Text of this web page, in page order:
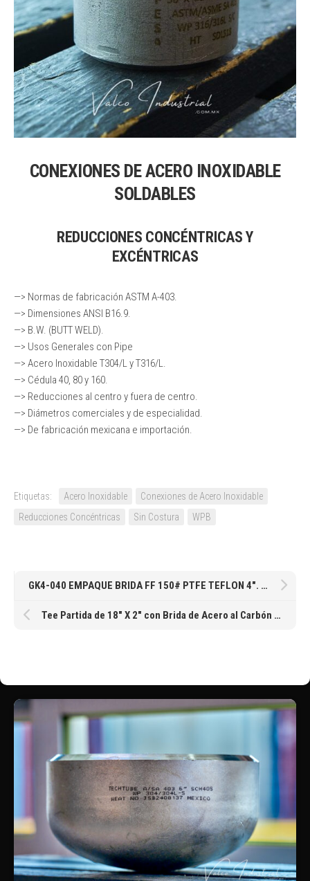
CONEXIONES DE ACERO INOXIDABLE
SOLDABLES
REDUCCIONES CONCÉNTRICAS Y
EXCÉNTRICAS
—> Normas de fabricación ASTM A-403.
—> Dimensiones ANSI B16.9.
—> B.W. (BUTT WELD).
—> Usos Generales con Pipe
—> Acero Inoxidable T304/L y T316/L.
—> Cédula 40, 80 y 160.
—> Reducciones al centro y fuera de centro.
—> Diámetros comerciales y de especialidad.
—> De fabricación mexicana e importación.
Etiquetas: Acero Inoxidable
Conexiones de Acero Inoxidable
Reducciones Concéntricas
Sin Costura WPB
GK4-040 EMPAQUE BRIDA FF 150# PTFE TEFLON 4″. Flange Gaskets -Full-Faced PTFE Teflon, 1/8″ Full-Face design with ANSI Class 150 Bolt Patterns. Pressure rated to 150 psi
Tee Partida de 18″ X 2″ con Brida de Acero al Carbón Clase 150